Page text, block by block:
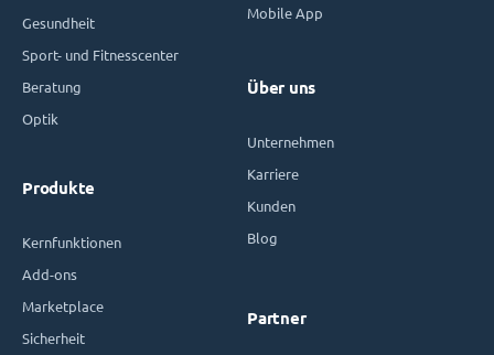
Gesundheit
Sport- und Fitnesscenter
Beratung
Optik
Produkte
Kernfunktionen
Add-ons
Marketplace
Sicherheit
Mobile App
Über uns
Unternehmen
Karriere
Kunden
Blog
Partner